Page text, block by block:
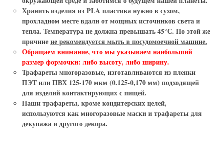
Хранить изделия из PLA пластика нужно в сухом,
прохладном месте вдали от мощных источников света и
тепла. Температура не должна превышать 45°С. По этой же
причинене рекомендуется мыть в посудомоечной машине.
Обращаем внимание, что мы указываем наибольший
размер формочки: либо высоту, либо ширину.
Трафареты многоразовые, изготавливаются из пленки
ПЭТ или ПВХ 125-170 мкм (0.125-0,170 мм) подходящей
для изделий контактирующих с пищей.
Нашитрафареты, кроме кондитерских целей,
используются какмногоразовые маски и трафареты для
декупажа и другого декора.